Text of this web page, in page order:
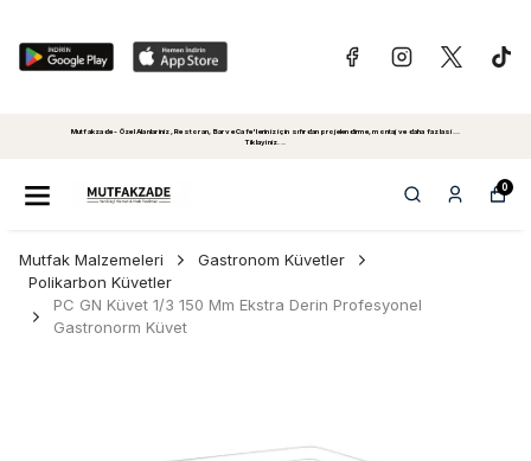
Mutfakzade - Özel Alanlariniz, Restoran, Bar ve Cafe'leriniz için sıfırdan projelendirme, montaj ve daha fazlasi...
Tiklayiniz...
0
Mutfak Malzemeleri
Gastronom Küvetler
Polikarbon Küvetler
PC GN Küvet 1/3 150 Mm Ekstra Derin Profesyonel
Gastronorm Küvet